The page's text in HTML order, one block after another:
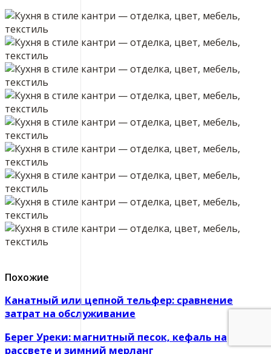
Похожие
Канатный или цепной тельфер: сравнение
затрат на обслуживание
Берег Уреки: магнитный песок, кефаль на
рассвете и зимний мерланг